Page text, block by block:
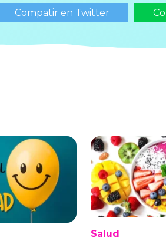
Compatir en Twitter
Salud